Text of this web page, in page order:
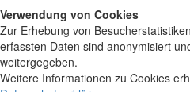
Verwendung von Cookies
Zur Erhebung von
erfassten Daten sind anonymisiert
weitergegeben.
Weitere Informationen zu Cookies